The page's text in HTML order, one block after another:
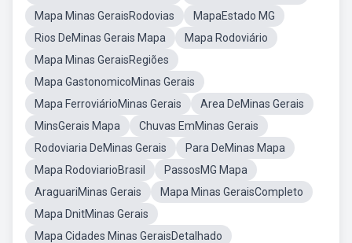
Mapa Minas GeraisRodovias
MapaEstado MG
Rios DeMinas Gerais Mapa
Mapa Rodoviário
Mapa Minas GeraisRegiões
Mapa GastonomicoMinas Gerais
Mapa FerroviárioMinas Gerais
Area DeMinas Gerais
MinsGerais Mapa
Chuvas EmMinas Gerais
Rodoviaria DeMinas Gerais
Para DeMinas Mapa
Mapa RodoviarioBrasil
PassosMG Mapa
AraguariMinas Gerais
Mapa Minas GeraisCompleto
Mapa DnitMinas Gerais
Mapa Cidades Minas GeraisDetalhado